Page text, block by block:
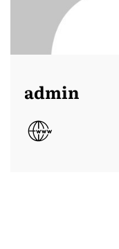
admin